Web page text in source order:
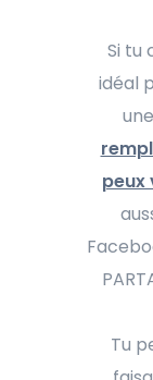
Si tu
idéal
peux
Tu